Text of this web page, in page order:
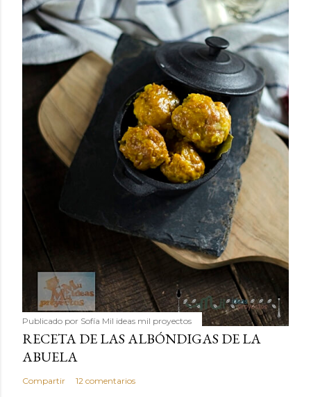
Publicado por Sofía Mil ideas mil proyectos
RECETA DE LAS ALBÓNDIGAS DE LA
ABUELA
Compartir 12 comentarios